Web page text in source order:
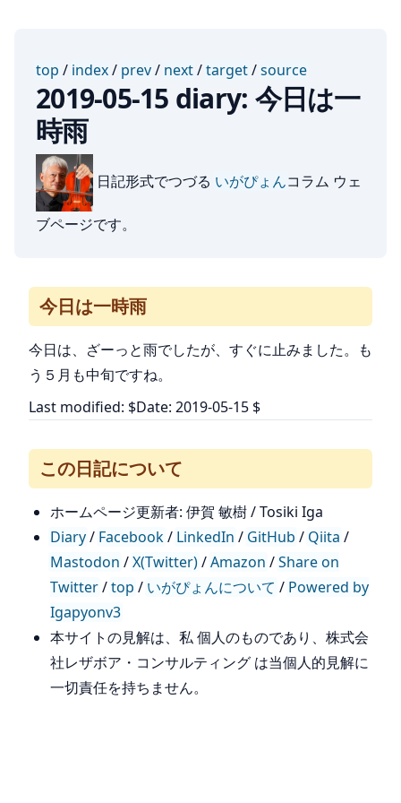
top / index/ prev/ next/target/source
2019-05-15 diary: 今日は一
時雨
日記形式でつづる いがぴょんコラム ウェ
ブページです。
今日は一時雨
今日は、ざーっと雨でしたが、すぐに止みました。も
う５月も中旬ですね。
Last modified: $Date: 2019-05-15 $
この日記について
ホームページ更新者: 伊賀 敏樹 / Tosiki Iga
Diary/ Facebook/ LinkedIn / GitHub / Qiita /
Mastodon /X(Twitter)/Amazon /Share on
Twitter/top / いがぴょんについて / Powered by
Igapyonv3
本サイトの見解は、私 個人のものであり、株式会
社レザボア・コンサルティング は当個人的見解に
一切責任を持ちません。